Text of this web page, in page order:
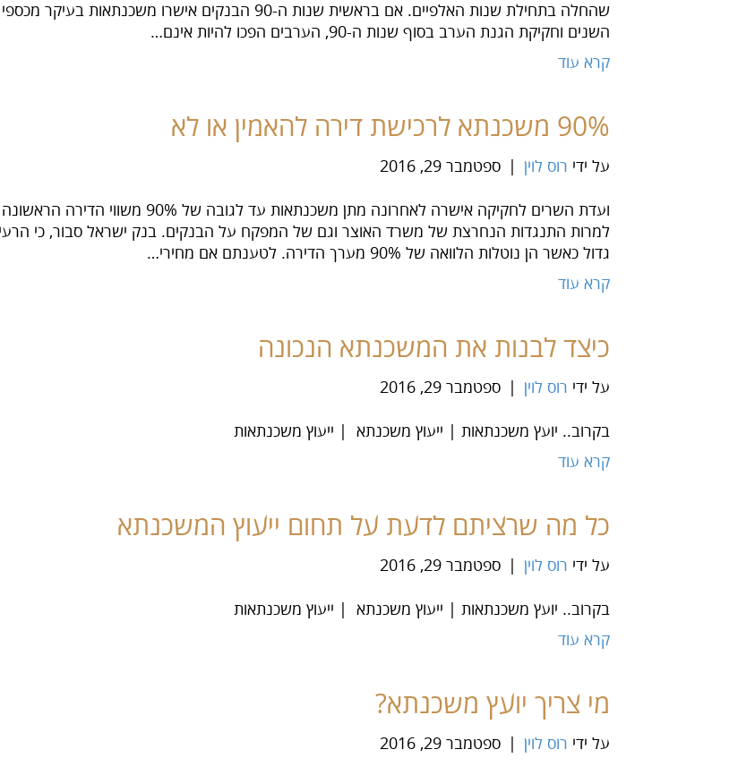
השנים וחקיקת הגנת הערב בסוף שנות ה-90, הערבים הפכו להיות אינם…
קרא עוד
90% משכנתא לרכישת דירה להאמין או לא
על ידי רוס לוין ספטמבר 29, 2016
ועדת השרים לחקיקה אישרה לאחרונה מתן
למרות התנגדות הנחרצת של משרד האוצר וגם של המפקח על הבנקים. בנק ישראל סבור, כי
גדול כאשר הן נוטלות הלוואה של 90% מערך הדירה. לטענתם אם מחירי…
קרא עוד
כיצד לבנות את המשכנתא הנכונה
על ידי רוס לוין ספטמבר 29, 2016
בקרוב.. יועץ משכנתאות | ייעוץ משכנתא | ייעוץ משכנתאות
קרא עוד
כל מה שרציתם לדעת על תחום ייעוץ המשכנתא
על ידי רוס לוין ספטמבר 29, 2016
בקרוב.. יועץ משכנתאות | ייעוץ משכנתא | ייעוץ משכנתאות
קרא עוד
מי צריך יועץ משכנתא?
על ידי רוס לוין ספטמבר 29, 2016